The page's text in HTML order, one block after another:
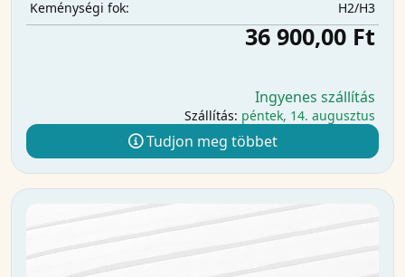
Keménységi fok:
H2/H3
36 900,00 Ft
Ingyenes szállítás
Szállítás: péntek, 14. augusztus
Tudjon meg többet